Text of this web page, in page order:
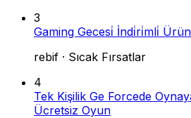
3
Gaming Gecesi̇ İndi̇ri̇mli̇
rebif · Sıcak Fırsatlar
4
Tek Kişilik Ge Forcede
Ücretsiz Oyun